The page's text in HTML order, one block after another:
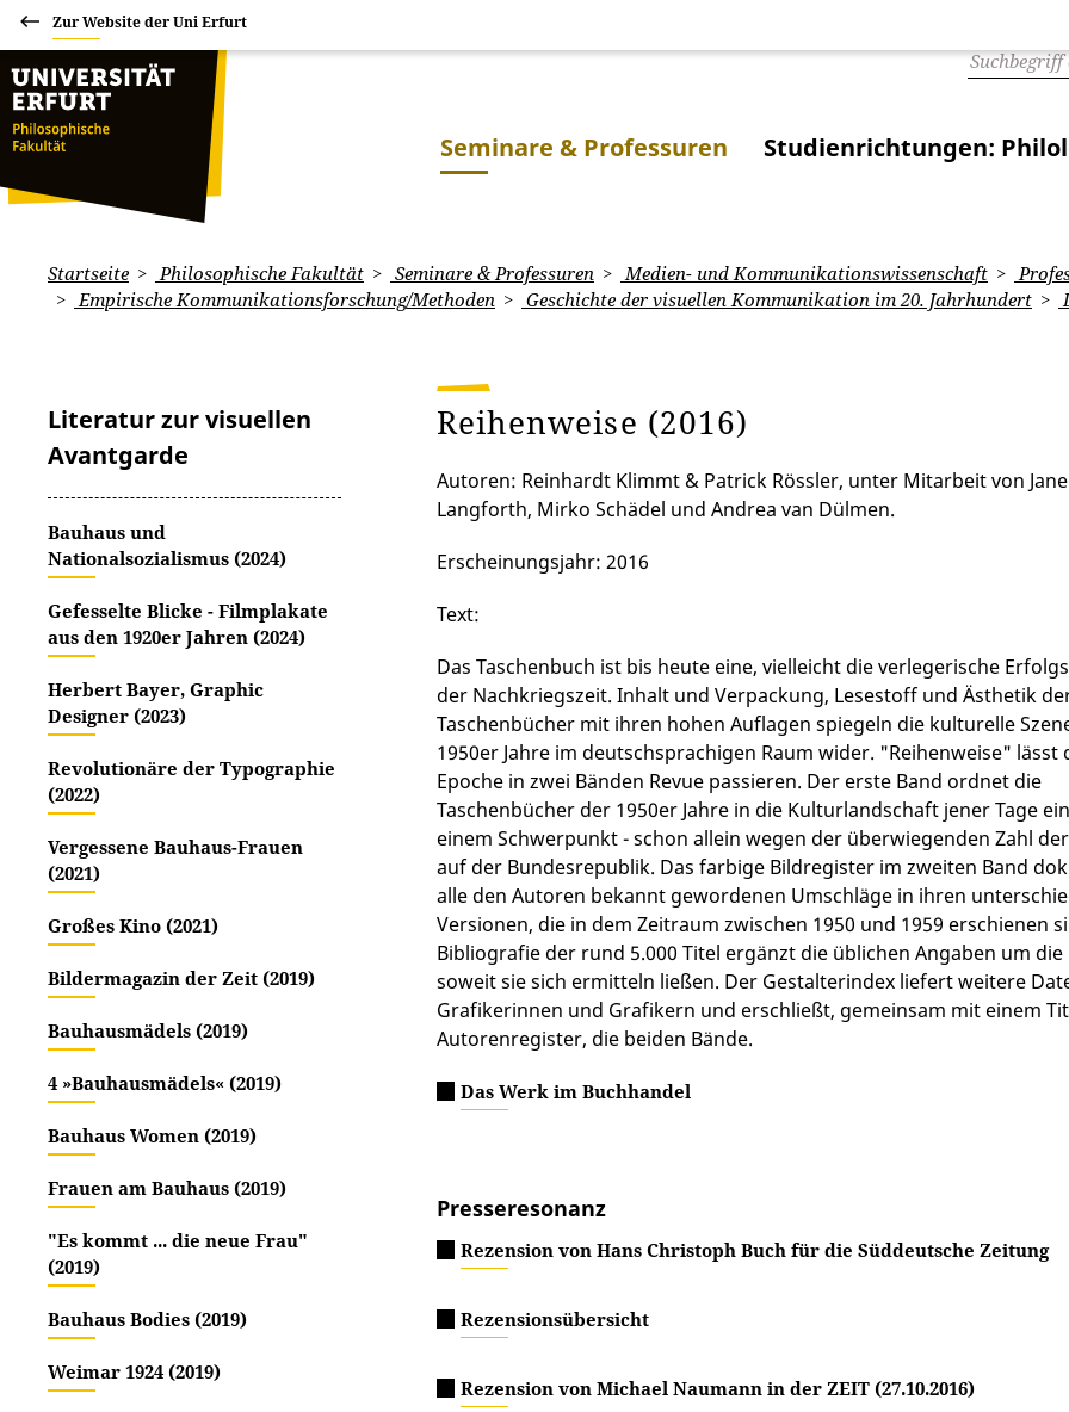
Zur Website der Uni Erfurt
Seminare & Professuren Studienrichtungen:
Startseite Philosophische Fakultät Seminare & Professuren Medien- und Kommunikationswissenschaft
Empirische Kommunikationsforschung/Methoden
Geschichte der visuellen Kommunikation im 20. Jahrhundert
Literatur zur visuellen
Avantgarde
Bauhaus und
Nationalsozialismus (2024)
Gefesselte Blicke - Filmplakate
aus den 1920er Jahren (2024)
Herbert Bayer, Graphic
Designer (2023)
Revolutionäre der Typographie
(2022)
Vergessene Bauhaus-Frauen
(2021)
Großes Kino (2021)
Bildermagazin der Zeit (2019)
Bauhausmädels (2019)
4 »Bauhausmädels« (2019)
Bauhaus Women (2019)
Frauen am Bauhaus (2019)
"Es kommt ... die neue Frau"
(2019)
Bauhaus Bodies (2019)
Weimar 1924 (2019)
Reihenweise (2016)
Autoren: Reinhardt Klimmt & Patrick Rössler, unter Mitarbeit von Jane
Langforth, Mirko Schädel und Andrea van Dülmen.
Erscheinungsjahr: 2016
Text:
Das Taschenbuch ist bis heute eine, vielleicht die verlegerische
der Nachkriegszeit. Inhalt und Verpackung, Lesestoff und Ästhetik
Taschenbücher mit ihren hohen Auflagen spiegeln die kulturelle
1950er Jahre im deutschsprachigen Raum wider. "Reihenweise" lässt
Epoche in zwei Bänden Revue passieren. Der erste Band ordnet die
Taschenbücher der 1950er Jahre in die Kulturlandschaft jener Tage
einem Schwerpunkt - schon allein wegen der überwiegenden Zahl
auf der Bundesrepublik. Das farbige Bildregister im zweiten Band
alle den Autoren bekannt gewordenen Umschläge in ihren
Versionen, die in dem Zeitraum zwischen 1950 und 1959 erschienen
Bibliografie der rund 5.000 Titel ergänzt die üblichen Angaben um die
soweit sie sich ermitteln ließen. Der Gestalterindex liefert weitere
Grafikerinnen und Grafikern und erschließt, gemeinsam mit einem
Autorenregister, die beiden Bände.
Das Werk im Buchhandel
Presseresonanz
Rezension von Hans Christoph Buch für die Süddeutsche Zeitung
Rezensionsübersicht
Rezension von Michael Naumann in der ZEIT (27.10.2016)